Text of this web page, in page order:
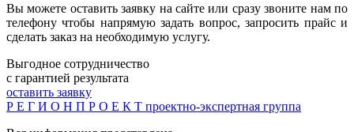
Вы можете оставить заявку на сайте или сразу звоните нам по
телефону чтобы напрямую задать вопрос, запросить прайс и
сделать заказ на необходимую услугу.
Выгодное сотрудничество
с гарантией результата
оставить заявку
Р Е Г И О Н П Р О Е К Т проектно-экспертная группа